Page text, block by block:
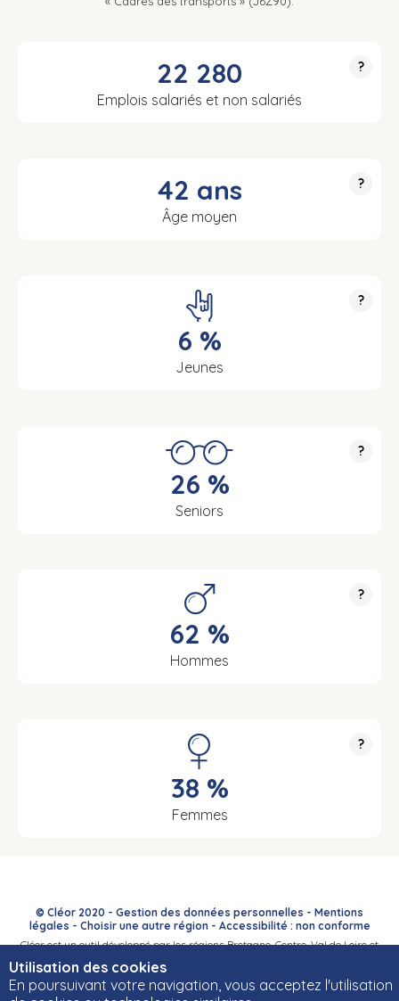
Utilisation des cookies
En poursuivant votre navigation, vous acceptez l'utilisation
?
22 280
Emplois salariés et non salariés
?
42 ans
Âge moyen
?
6 %
Jeunes
?
26 %
Seniors
?
62 %
Hommes
?
38 %
Femmes
© Cléor 2020 - Gestion des données personnelles - Mentions
légales - Choisir une autre région- Accessibilité : non conforme
Cléor est un outil développé par les régions Bretagne, Centre-Val de Loire et